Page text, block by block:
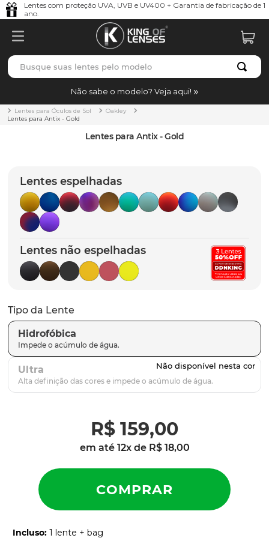
Lentes com proteção UVA, UVB e UV400 + Garantia de fabricação de 1
ano.
Busque suas lentes pelo modelo
Não sabe o modelo? Veja aqui!
Lentes para Óculos de Sol
Oakley
Lentes para Antix - Gold
Lentes para Antix - Gold
Lentes espelhadas
Lentes não espelhadas
Tipo da Lente
Hidrofóbica
Ultra
R$ 159,00
em até 12x de R$ 18,00
Incluso: 1 lente + bag
TERMOS MAIS BUSCADOS
1º borrachas
5º chaves
6º t-shock
7º gasket
8º parafusos
9º latch